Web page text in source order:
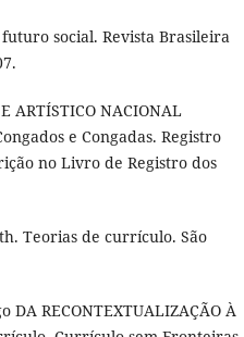
social. Revista Brasileira
ARTÍSTICO NACIONAL
e Congadas. Registro
no Livro de Registro dos
Teorias de currículo. São
DA RECONTEXTUALIZAÇÃO À